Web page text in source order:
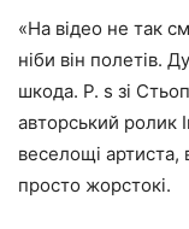
«На відео не так
ніби він полетів.
шкода. P. s зі
авторський ролик
веселощі
просто жорстокі.